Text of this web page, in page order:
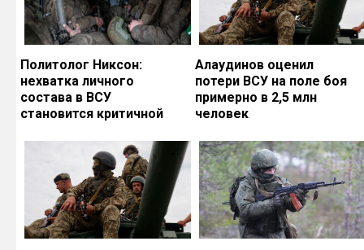
Политолог Никсон:
нехватка личного
состава в ВСУ
становится критичной
Алаудинов оценил
потери ВСУ на поле боя
примерно в 2,5 млн
человек